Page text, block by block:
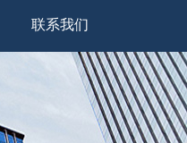
联系我们